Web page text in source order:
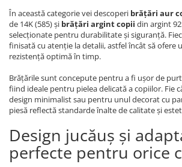
În această categorie vei descoperi brățări aur
de 14K (585) și brățări argint copii din argint
selecționate pentru durabilitate și siguranță.
finisată cu atenție la detalii, astfel încât să ofere
rezistență optimă în timp.
Brățările sunt concepute pentru a fi ușor de
fiind ideale pentru pielea delicată a copiilor. Fie
design minimalist sau pentru unul decorat cu
piesă reflectă standarde înalte de calitate și
Design jucăuș și
perfecte pentru orice